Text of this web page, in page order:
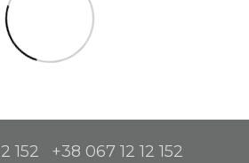
152
+38 067 12 12 152